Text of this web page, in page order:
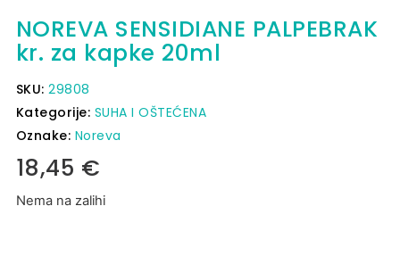
NOREVA SENSIDIANE PALPEBRAK
kr. za kapke 20ml
SKU:29808
Kategorije: SUHA I OŠTEĆENA
Oznake: Noreva
18,45 €
Nema na zalihi